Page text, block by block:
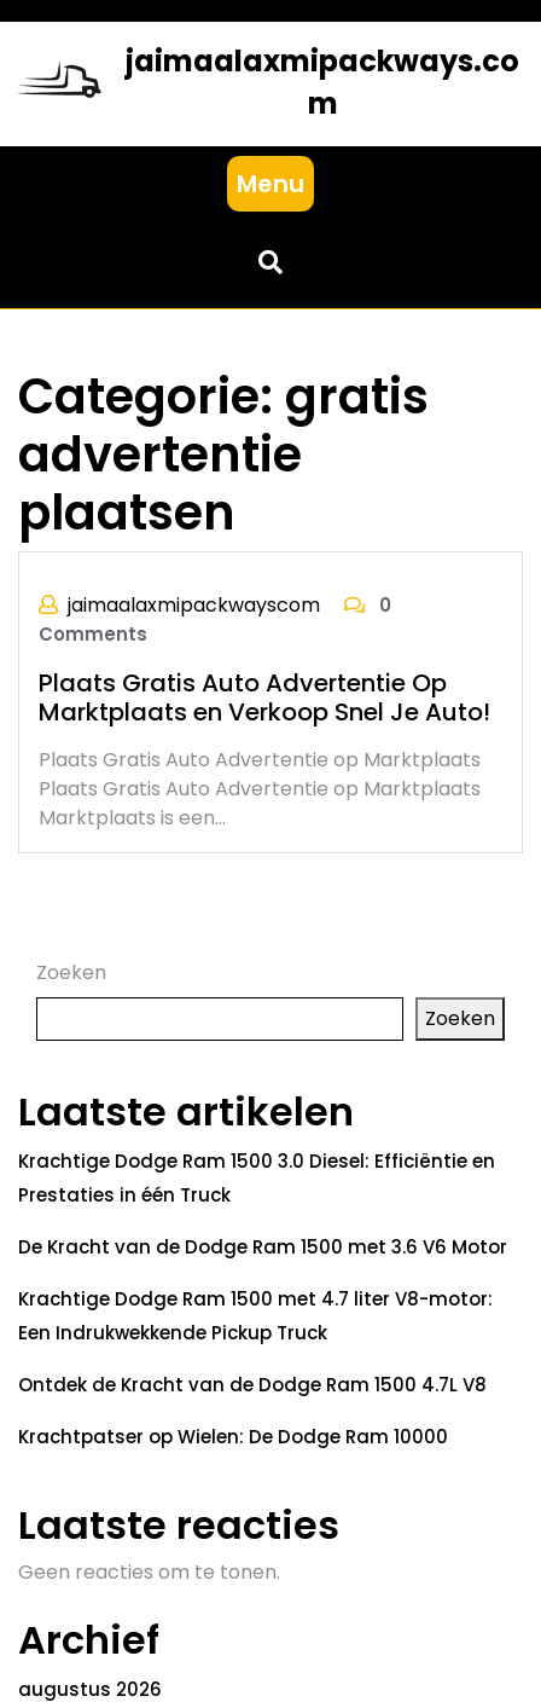
content
jaimaalaxmipackways.co
m
Menu
Categorie: gratis
advertentie
plaatsen
jaimaalaxmipackwayscom
0
Comments
Plaats Gratis Auto Advertentie Op
Marktplaats en Verkoop Snel Je Auto!
Plaats Gratis Auto Advertentie op Marktplaats
Plaats Gratis Auto Advertentie op Marktplaats
Marktplaats is een…
Zoeken
Zoeken
Laatste artikelen
Krachtige Dodge Ram 1500 3.0 Diesel: Efficiëntie en
Prestaties in één Truck
De Kracht van de Dodge Ram 1500 met 3.6 V6 Motor
Krachtige Dodge Ram 1500 met 4.7 liter V8-motor:
Een Indrukwekkende Pickup Truck
Ontdek de Kracht van de Dodge Ram 1500 4.7L V8
Krachtpatser op Wielen: De Dodge Ram 10000
Laatste reacties
Geen reacties om te tonen.
Archief
augustus 2026